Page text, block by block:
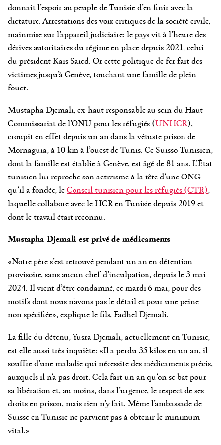
donnait l’espoir au peuple de Tunisie d’en finir avec la
dictature. Arrestations des voix critiques de la société civile,
mainmise sur l’appareil judiciaire: le pays vit à l’heure des
dérives autoritaires du régime en place depuis 2021, celui
du président Kaïs Saïed. Or cette politique de fer fait des
victimes jusqu’à Genève, touchant une famille de plein
fouet.
Mustapha Djemali, ex-haut responsable au sein du Haut-
Commissariat de l’ONU pour les réfugiés (UNHCR),
croupit en effet depuis un an dans la vétuste prison de
Mornaguia, à 10 km à l’ouest de Tunis. Ce Suisso-Tunisien,
dont la famille est établie à Genève, est âgé de 81 ans. L’État
tunisien lui reproche son activisme à la tête d’une ONG
qu’il a fondée, leConseil tunisien pour les réfugiés (CTR),
laquelle collabore avec le HCR en Tunisie depuis 2019 et
dont le travail était reconnu.
Mustapha Djemali est privé de médicaments
«Notre père s’est retrouvé pendant un an en détention
provisoire, sans aucun chef d’inculpation, depuis le 3 mai
2024. Il vient d’être condamné, ce mardi 6 mai, pour des
motifs dont nous n’avons pas le détail et pour une peine
non spécifiée», explique le fils, Fadhel Djemali.
La fille du détenu, Yusra Djemali, actuellement en Tunisie,
est elle aussi très inquiète: «Il a perdu 35 kilos en un an, il
souffre d’une maladie qui nécessite des médicaments précis,
auxquels il n’a pas droit. Cela fait un an qu’on se bat pour
sa libération et, au moins, dans l’urgence, le respect de ses
droits en prison, mais rien n’y fait. Même l’ambassade de
Suisse en Tunisie ne parvient pas à obtenir le minimum
vital.»